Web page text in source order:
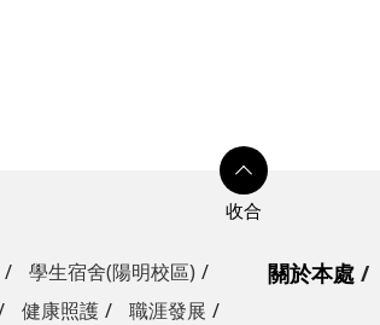
學生宿舍(陽明校區)
健康照護
職涯發展
關於本處